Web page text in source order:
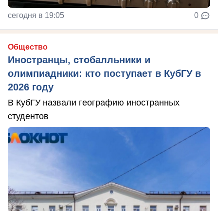
сегодня в 19:05 0
Общество
Иностранцы, стобалльники и
олимпиадники: кто поступает в КубГУ в
2026 году
В КубГУ назвали географию иностранных
студентов